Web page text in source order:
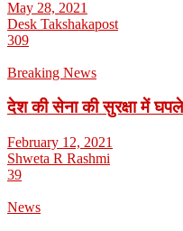
May 28, 2021
Desk Takshakapost
309
Breaking News
देश की सेना की सुरक्षा में
February 12, 2021
Shweta R Rashmi
39
News